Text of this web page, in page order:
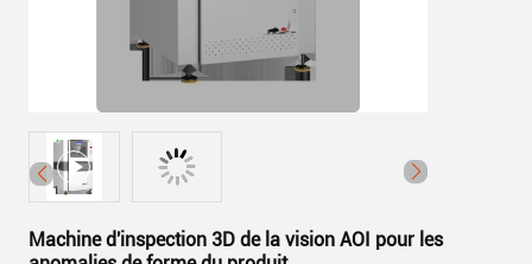
Machine d'inspection 3D de la vision AOI pour les